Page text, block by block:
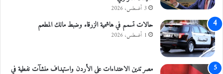
إ
ع
م
ا
ر
خ
د
م
ي
ة
ف
3 أغسطس، 2026
حالات تسمم في هاشمية الزرقاء وضبط مالك المطعم
1 أغسطس، 2026
مصر تدين الاعتداءات على الأردن واستهداف منشآت نفطية في